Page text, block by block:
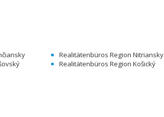
Realitätenbüros Region Nitriansky
Realitätenbüros Region Košický